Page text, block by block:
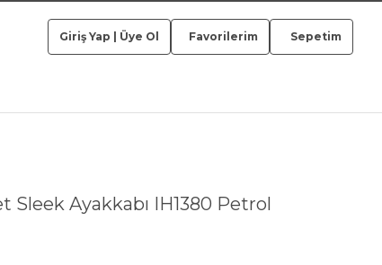
Giriş Yap Üye Ol Favorilerim Sepetim
Sleek Ayakkabı IH1380 Petrol